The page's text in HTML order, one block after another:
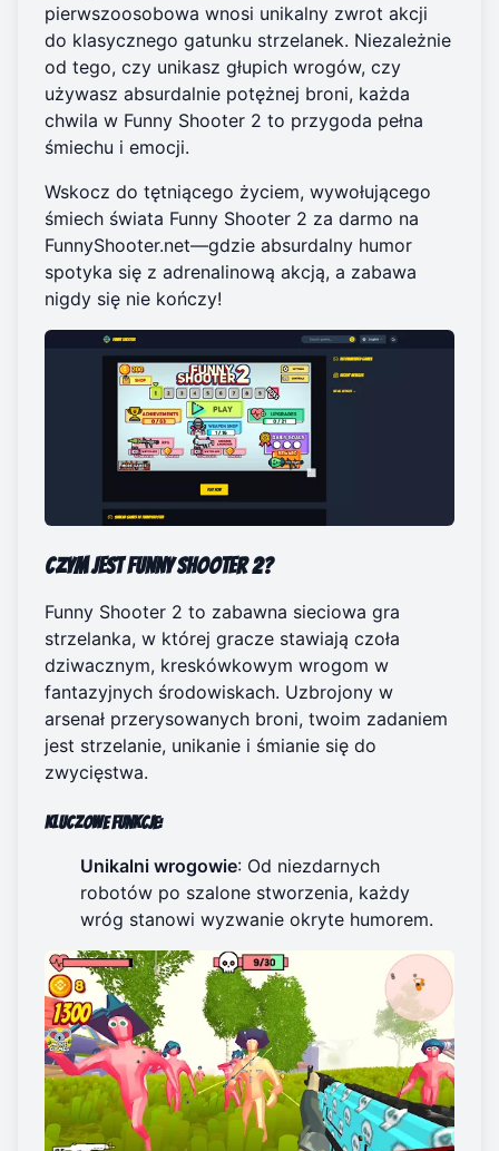
pierwszoosobowa wnosi unikalny zwrot akcji
do klasycznego gatunku strzelanek. Niezależnie
od tego, czy unikasz głupich wrogów, czy
używasz absurdalnie potężnej broni, każda
chwila w Funny Shooter 2 to przygoda pełna
śmiechu i emocji.
Wskocz do tętniącego życiem, wywołującego
śmiech świata Funny Shooter 2 za darmo na
FunnyShooter.net—gdzie absurdalny humor
spotyka się z adrenalinową akcją, a zabawa
nigdy się nie kończy!
Czym jest Funny Shooter 2?
Funny Shooter 2 to zabawna sieciowa gra
strzelanka, w której gracze stawiają czoła
dziwacznym, kreskówkowym wrogom w
fantazyjnych środowiskach. Uzbrojony w
arsenał przerysowanych broni, twoim zadaniem
jest strzelanie, unikanie i śmianie się do
zwycięstwa.
Kluczowe funkcje:
Unikalni wrogowie: Od niezdarnych
robotów po szalone stworzenia, każdy
wróg stanowi wyzwanie okryte humorem.